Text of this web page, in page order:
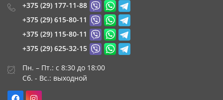
+375 (29) 177-11-88
+375 (29) 615-80-11
+375 (29) 115-80-11
+375 (29) 625-32-15
Пн. – Пт.: с 8:30 до 18:00
Сб. - Вс.: выходной